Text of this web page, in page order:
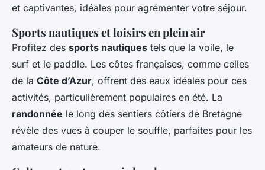
et captivantes, idéales pour agrémenter votre séjour.
Sports nautiques et loisirs en plein air
Profitez des sports nautiques tels que la voile, le
surf et le paddle. Les côtes françaises, comme celles
de la Côte d’Azur, offrent des eaux idéales pour ces
activités, particulièrement populaires en été. La
randonnée le long des sentiers côtiers de Bretagne
révèle des vues à couper le souffle, parfaites pour les
amateurs de nature.